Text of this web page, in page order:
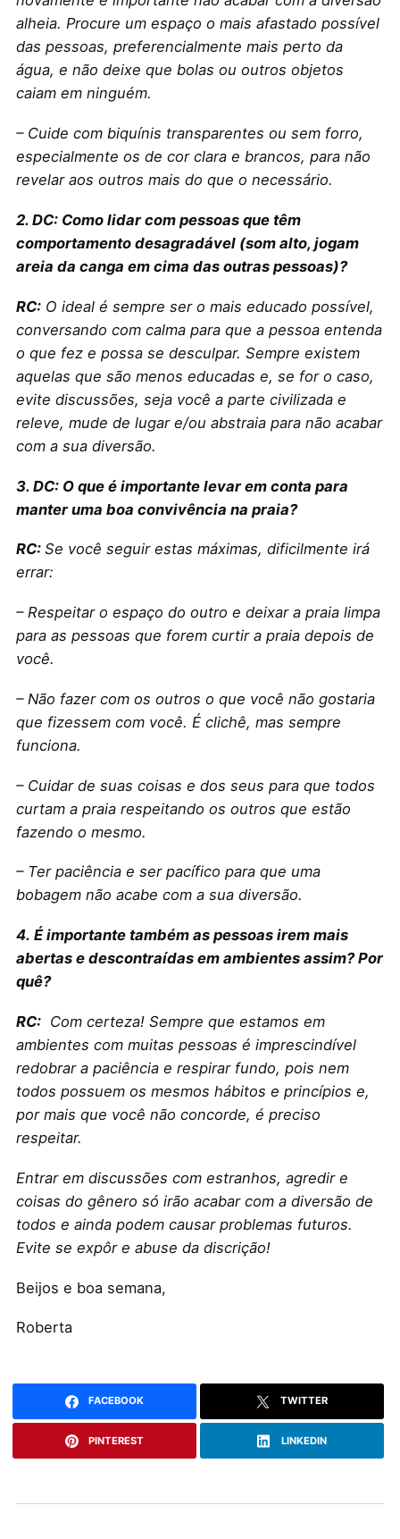
alheia. Procure um espaço o mais afastado possível
das pessoas, preferencialmente mais perto da
água, e não deixe que bolas ou outros objetos
caiam em ninguém.
– Cuide com biquínis transparentes ou sem forro,
especialmente os de cor clara e brancos, para não
revelar aos outros mais do que o necessário.
2. DC: Como lidar com pessoas que têm
comportamento desagradável (som alto, jogam
areia da canga em cima das outras pessoas)?
RC:O ideal é sempre ser o mais educado possível,
conversando com calma para que a pessoa entenda
o que fez e possa se desculpar. Sempre existem
aquelas que são menos educadas e, se for o caso,
evite discussões, seja você a parte civilizada e
releve, mude de lugar e/ou abstraia para não acabar
com a sua diversão.
3. DC: O que é importante levar em conta para
manter uma boa convivência na praia?
RC: Se você seguir estas máximas, dificilmente irá
errar:
– Respeitar o espaço do outro e deixar a praia limpa
para as pessoas que forem curtir a praia depois de
você.
– Não fazer com os outros o que você não gostaria
que fizessem com você. É clichê, mas sempre
funciona.
– Cuidar de suas coisas e dos seus para que todos
curtam a praia respeitando os outros que estão
fazendo o mesmo.
– Ter paciência e ser pacífico para que uma
bobagem não acabe com a sua diversão.
4. É importante também as pessoas irem mais
abertas e descontraídas em ambientes assim? Por
quê?
RC:Com certeza! Sempre que estamos em
ambientes com muitas pessoas é imprescindível
redobrar a paciência e respirar fundo, pois nem
todos possuem os mesmos hábitos e princípios e,
por mais que você não concorde, é preciso
respeitar.
Entrar em discussões com estranhos, agredir e
coisas do gênero só irão acabar com a diversão de
todos e ainda podem causar problemas futuros.
Evite se expôr e abuse da discrição!
Beijos e boa semana,
Roberta
FACEBOOK TWITTER
PINTEREST LINKEDIN